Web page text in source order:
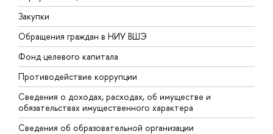
Закупки
Обращения граждан в НИУ ВШЭ
Фонд целевого капитала
Противодействие коррупции
Сведения о доходах, расходах, об имуществе и
обязательствах имущественного характера
Сведения об образовательной организации